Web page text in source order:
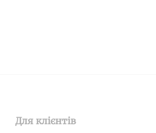
Для клієнтів